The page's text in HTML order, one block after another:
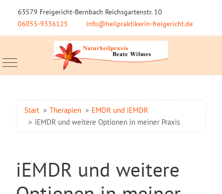
63579 Freigericht-Bernbach Reichsgartenstr. 10
06055-9336125
info@heilpraktikerin-freigericht.de
Mobile Menu Toggle
Start Therapien
EMDR und iEMDR
iEMDR und weitere Optionen in meiner Praxis
iEMDR und weitere